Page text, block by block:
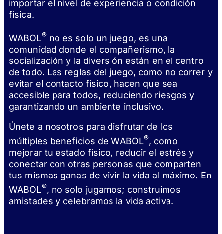
importar el nivel de experiencia o condición
física.
WABOL®no es solo un juego, es una
comunidad donde el compañerismo, la
socialización y la diversión están en el centro
de todo. Las reglas del juego, como no correr y
evitar el contacto físico, hacen que sea
accesible para todos, reduciendo riesgos y
garantizando un ambiente inclusivo.
Únete a nosotros para disfrutar de los
múltiples beneficios de WABOL®, como
mejorar tu estado físico, reducir el estrés y
conectar con otras personas que comparten
tus mismas ganas de vivir la vida al máximo. En
WABOL®, no solo jugamos; construimos
amistades y celebramos la vida activa.